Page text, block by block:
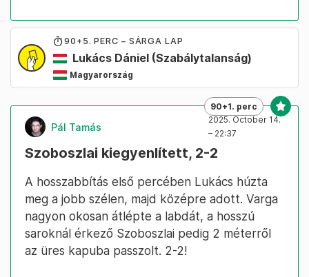
90 +5. PERC – SÁRGA LAP
Lukács Dániel (Szabálytalanság)
Magyarország
90+1. perc
Pál Tamás
2025. October 14.
– 22:37
Szoboszlai kiegyenlített, 2-2
A hosszabbítás első percében Lukács húzta
meg a jobb szélen, majd középre adott. Varga
nagyon okosan átlépte a labdát, a hosszú
saroknál érkező Szoboszlai pedig 2 méterről
az üres kapuba passzolt. 2-2!